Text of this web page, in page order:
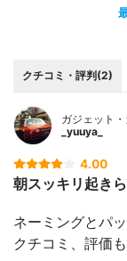
クチコミ・評判(2)
ガジェット
_yuuya_
4.00
朝スッキリ起き
ネーミングとパ
クチコミ、評価